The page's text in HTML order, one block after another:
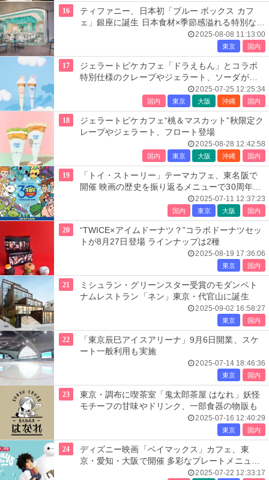
16
ティファニー、日本初「ブルー ボックス カフ
ェ」銀座に誕生 日本食材×季節感溢れる特別なメ
2025-08-08 11:13:00
東京 国内
17
ジェラートピケカフェ「ドラえもん」とコラボ
特別仕様のクレープやジェラート、ソーダが登
2025-07-25 12:25:34
国内 東京 大阪 沖縄 国内
18
ジェラートピケカフェ“桃＆マスカット”秋限定ク
レープやジェラート、フロート登場
2025-08-28 12:42:58
国内 東京 大阪 沖縄 国内
19
「トイ・ストーリー」テーマカフェ、東名阪で
開催 映画の歴史を振り返るメニューで30周年を
2025-07-11 12:37:23
国内 東京 大阪 国内
20
“TWICE×アイムドーナツ？”コラボドーナツセッ
トが8月27日登場 ラインナップは2種
2025-08-19 17:36:06
東京 国内
21
ミシュラン・グリーンスター受賞のモダンベト
ナムレストラン「ネン」東京・代官山に誕生
2025-09-02 16:58:27
東京 国内
22
「東京辰巳アイスアリーナ」9月6日開業、スケ
ート一般利用も実施
2025-07-14 18:46:36
東京 国内
23
東京・調布に喫茶室「鬼太郎茶屋 はなれ」妖怪
モチーフの甘味やドリンク、一部食器の物販も
2025-07-16 12:40:29
東京 国内
24
ディズニー映画「ベイマックス」カフェ、東
京・愛知・大阪で開催 多彩なプレートメニュー
2025-07-22 12:33:17